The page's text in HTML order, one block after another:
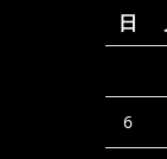
日
6